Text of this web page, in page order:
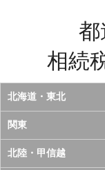
都
相続
北海道・東北
北海道
青森県
関東
東京都
北陸・甲信越